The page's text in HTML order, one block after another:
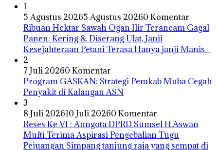
1
5 Agustus 20265 Agustus 20260 Komentar
Ribuan Hektar Sawah Ogan Ilir Terancam Gagal
Panen: Kering & Diserang Ulat, Janji
Kesejahteraan Petani Terasa Hanya janji Manis
2
7 Juli 20260 Komentar
Program GASKAN: Strategi Pemkab Muba Cegah
Penyakit di Kalangan ASN
3
8 Juli 202610 Juli 20260 Komentar
Reses Ke VI : Anngota DPRD Sumsel H.Aswan
Mufti Terima Aspirasi Pengebalian Tugu
Pejuangan Simpang tanjung raja yang sempat di